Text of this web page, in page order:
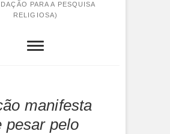
PARA A PESQUISA
RELIGIOSA)
manifesta
pesar pelo